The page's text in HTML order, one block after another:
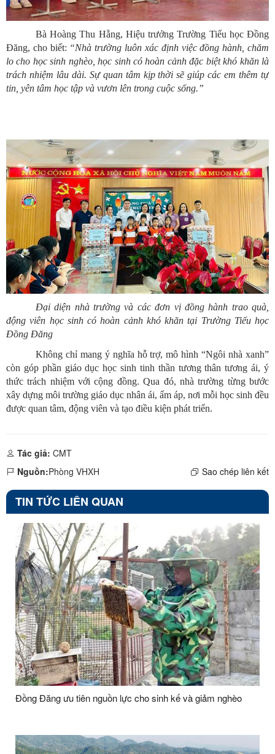
Bà Hoàng Thu Hằng, Hiệu trưởng Trường Tiểu học Đồng
Đăng, cho biết: “Nhà trường luôn xác định việc đồng hành, chăm
lo cho học sinh nghèo, học sinh có hoàn cảnh đặc biệt khó khăn là
trách nhiệm lâu dài. Sự quan tâm kịp thời sẽ giúp các em thêm tự
tin, yên tâm học tập và vươn lên trong cuộc sống.”
Đại diện nhà trường và các đơn vị đồng hành trao quà,
động viên học sinh có hoàn cảnh khó khăn tại Trường Tiểu học
Đồng Đăng
Không chỉ mang ý nghĩa hỗ trợ, mô hình “Ngôi nhà xanh”
còn góp phần giáo dục học sinh tinh thần tương thân tương ái, ý
thức trách nhiệm với cộng đồng. Qua đó, nhà trường từng bước
xây dựng môi trường giáo dục nhân ái, ấm áp, nơi mỗi học sinh đều
được quan tâm, động viên và tạo điều kiện phát triển.
Tác giả: CMT
Nguồn:Phòng VHXH Sao chép liên kết
TIN TỨC LIÊN QUAN
Đồng Đăng ưu tiên nguồn lực cho sinh kế và giảm nghèo